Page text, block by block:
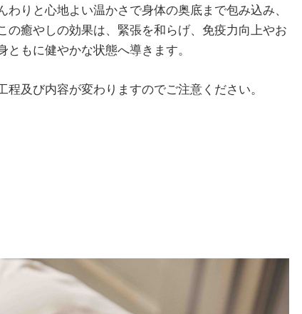
りと心地よい温かさで身体の奥底まで包み込み、
の癒やしの効果は、緊張を和らげ、免疫力向上やお
もに健やかな状態へ導きます。
及び内容が変わりますのでご注意ください。